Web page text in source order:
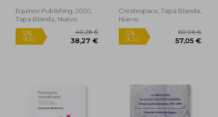
dcto. 35,15 € dcto.
(Themes in Qur'Anic
Studies) (en Inglés)
Equinox Publishing, 2020,
Tapa Blanda, Nuevo
(Temari d'oposicions
Cos Advocacia
(Volume 1) (Catalan
Edition)
Advocades De La
Generalitat De Catalunya
Createspace, Tapa Blanda,
Nuevo